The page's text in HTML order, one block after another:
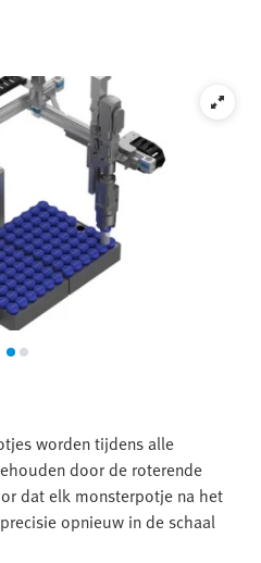
worden tijdens alle
door de roterende
dat elk monsterpotje na het
opnieuw in de schaal